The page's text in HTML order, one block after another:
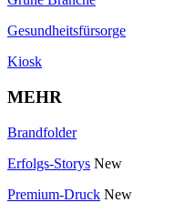
Gesundheitsfürsorge
Kiosk
MEHR
Brandfolder
Erfolgs-Storys New
Premium-Druck New